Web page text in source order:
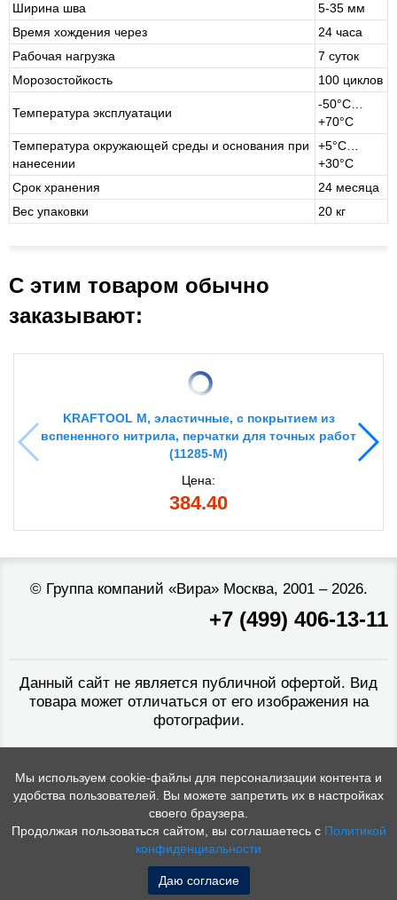
Ширина шва
5-35 мм
Время хождения через
24 часа
Рабочая нагрузка
7 суток
Морозостойкость
100 циклов
Температура эксплуатации
-50°С…
+70°С
Температура окружающей среды и основания при
нанесении
+5°С…
+30°С
Срок хранения
24 месяца
Вес упаковки
20 кг
С этим товаром обычно
заказывают:
KRAFTOOL M, эластичные, с покрытием из
вспененного нитрила, перчатки для точных работ
(11285-M)
Цена:
384.40
© Группа компаний «Вира»Москва, 2001 – 2026.
+7 (499) 406-13-11
Данный сайт не является публичной офертой. Вид
товара может отличаться от его изображения на
фотографии.
Мы используем cookie-файлы для персонализации контента и
удобства пользователей. Вы можете запретить их в настройках
своего браузера.
Продолжая пользоваться сайтом, вы соглашаетесь с Политикой
конфиденциальности
Даю согласие